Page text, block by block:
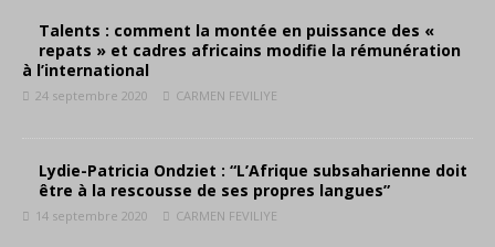
Talents : comment la montée en puissance des «
repats » et cadres africains modifie la rémunération
à l’international
24 septembre 2020 CARMEN FEVILIYE
Lydie-Patricia Ondziet : “L’Afrique subsaharienne doit
être à la rescousse de ses propres langues”
14 septembre 2020 CARMEN FEVILIYE